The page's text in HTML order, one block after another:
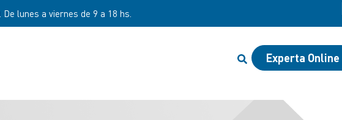
. De lunes a viernes de 9 a 18 hs.
Experta Online